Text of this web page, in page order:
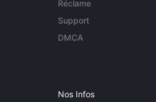
Réclame
Support
DMCA
Nos Infos